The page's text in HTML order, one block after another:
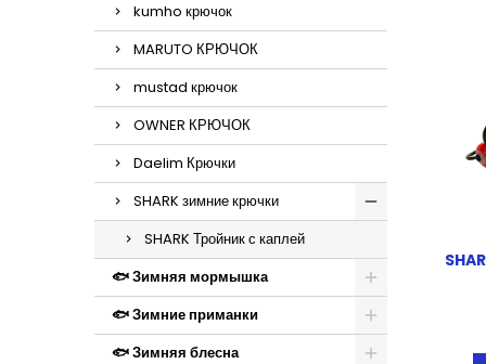
kumho крючок
MARUTO КРЮЧОК
mustad крючок
OWNER КРЮЧОК
Daelim Крючки
SHARK зимние крючки
SHARK Тройник с каплей
🐟 Зимняя мормышка
🐟 Зимние приманки
🐟 Зимняя блесна